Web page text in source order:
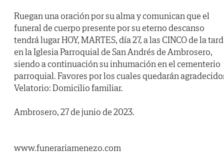
Ruegan una oración por su alma y comunican que el
funeral de cuerpo presente por su eterno descanso
tendrá lugar HOY, MARTES, día 27, a las CINCO de la
en la Iglesia Parroquial de San Andrés de Ambrosero,
siendo a continuación su inhumación en el cementerio
parroquial. Favores por los cuales quedarán
Velatorio: Domicilio familiar.
Ambrosero, 27 de junio de 2023.
www.funerariamenezo.com